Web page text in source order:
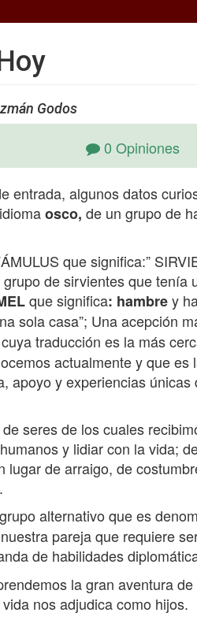
Godos
0 Opiniones
entrada, algunos datos
osco, de un grupo de
que significa:”
de sirvientes que
que significa: hambrey
sola casa”; Una acepción
cuya traducción es la más
actualmente y que es
apoyo y experiencias
seres de los cuales
y lidiar con la vida;
lugar de arraigo, de
alternativo que es
pareja que requiere
de habilidades
la gran aventura
nos adjudica como hijos.